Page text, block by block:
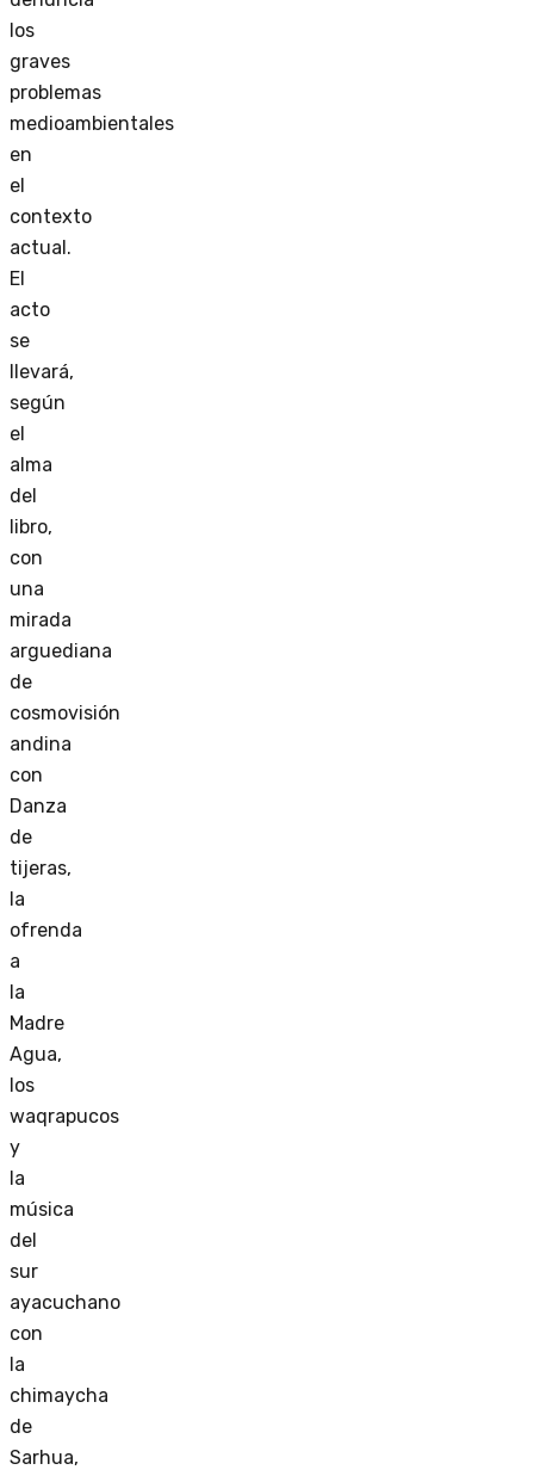
los
graves
problemas
medioambientales
en
el
contexto
actual.
El
acto
se
llevará,
según
el
alma
del
libro,
con
una
mirada
arguediana
de
cosmovisión
andina
con
Danza
de
tijeras,
la
ofrenda
a
la
Madre
Agua,
los
waqrapucos
y
la
música
del
sur
ayacuchano
con
la
chimaycha
de
Sarhua,